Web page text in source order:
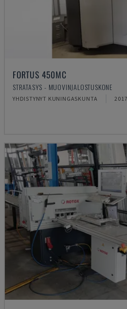
FORTUS 450MC
STRATASYS - MUOVINJALOSTUSKONE
YHDISTYNYT KUNINGASKUNTA 2017